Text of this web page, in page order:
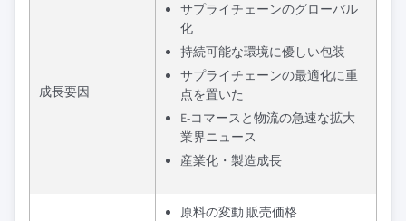
成長要因
サプライチェーンのグローバル
化
持続可能な環境に優しい包装
サプライチェーンの最適化に重
点を置いた
E-コマースと物流の急速な拡大
業界ニュース
産業化・製造成長
原料の変動 販売価格